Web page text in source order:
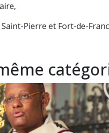
Pierre et Fort-de-